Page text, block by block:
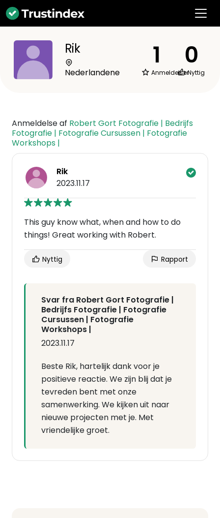
Rik
Nederlandene
1
Anmeldelser
0
Nyttig
Anmeldelse af Robert Gort Fotografie | Bedrijfs
Fotografie | Fotografie Cursussen | Fotografie
Workshops |
Rik
2023.11.17
This guy know what, when and how to do
things! Great working with Robert.
Nyttig Rapport
Svar fra Robert Gort Fotografie |
Bedrijfs Fotografie | Fotografie
Cursussen | Fotografie
Workshops |
2023.11.17
Beste Rik, hartelijk dank voor je
positieve reactie. We zijn blij dat je
tevreden bent met onze
samenwerking. We kijken uit naar
nieuwe projecten met je. Met
vriendelijke groet.